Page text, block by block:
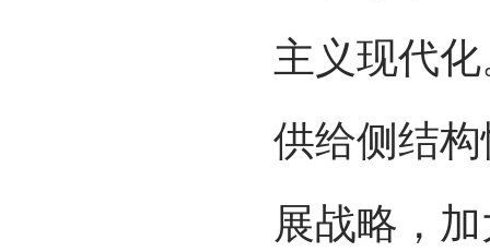
主义现代
供给侧结
展战略，